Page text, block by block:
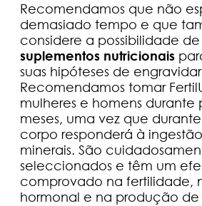
Recomendamos que não
demasiado tempo e que
considere a possibilidade
suplementos nutricionais
suas hipóteses de
Recomendamos tomar
mulheres e homens durante
meses, uma vez que
corpo responderá à
minerais. São
seleccionados e têm um
comprovado na fertilidade,
hormonal e na produção de